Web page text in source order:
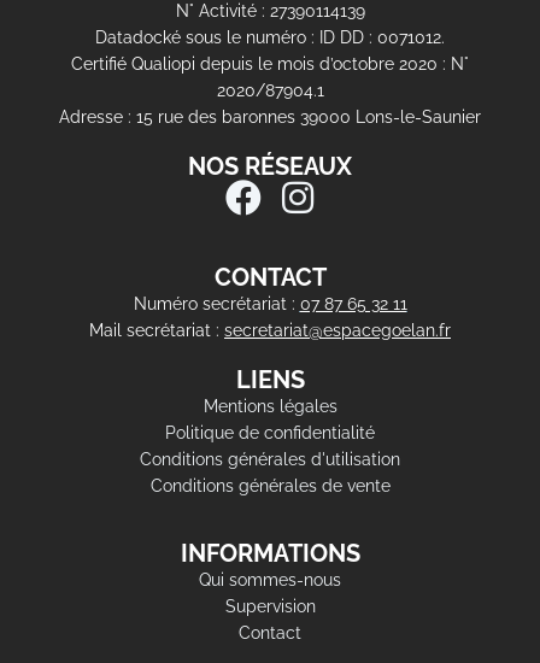
N° Activité : 27390114139
Datadocké sous le numéro : ID DD : 0071012.
Certifié Qualiopi depuis le mois d’octobre 2020 : N°
2020/87904.1
Adresse : 15 rue des baronnes 39000 Lons-le-Saunier
NOS RÉSEAUX
CONTACT
Numéro secrétariat : 07 87 65 32 11
Mail secrétariat : secretariat@espacegoelan.fr
LIENS
Mentions légales
Politique de confidentialité
Conditions générales d'utilisation
Conditions générales de vente
INFORMATIONS
Qui sommes-nous
Supervision
Contact